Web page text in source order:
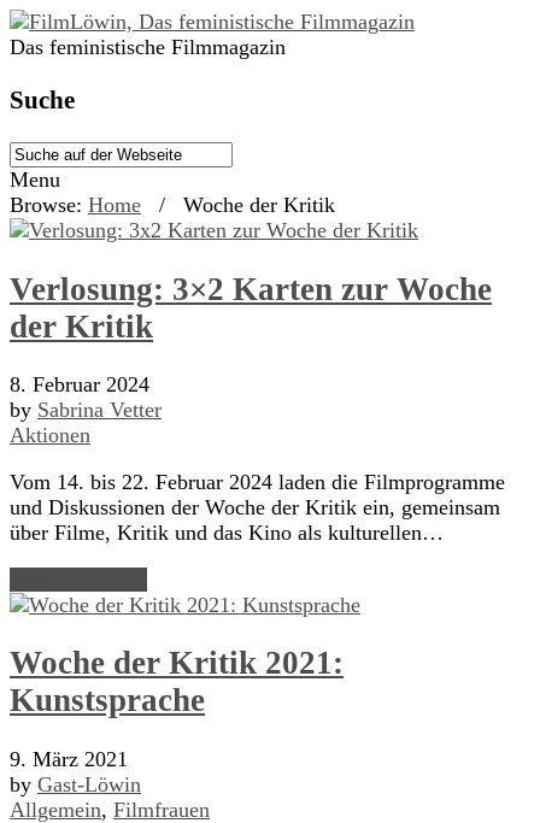
Das feministische Filmmagazin
Suche
Menu
Browse: Home / Woche der Kritik
Verlosung: 3×2 Karten zur Woche
der Kritik
8. Februar 2024
by Sabrina Vetter
Aktionen
Vom 14. bis 22. Februar 2024 laden die Filmprogramme
und Diskussionen der Woche der Kritik ein, gemeinsam
über Filme, Kritik und das Kino als kulturellen…
Woche der Kritik 2021:
Kunstsprache
9. März 2021
by Gast-Löwin
Allgemein, Filmfrauen